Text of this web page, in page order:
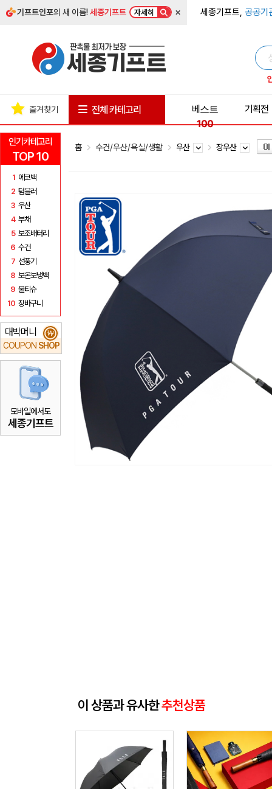
기프트인포의 새 이름!세종기프트 자세히 × 세종기프트, 공공기
인기카테고리
TOP 10
1 에코백
2 텀블러
3 우산
4 부채
5 보조배터리
6 수건
7 선풍기
8 보온보냉백
9 물티슈
10 장바구니
대박머니
COUPON SHOP
₩
모바일에서도
세종기프트
즐겨찾기 전체 카테고리
베스트
100
기획전
홈 수건/우산/욕실/생활 우산 장우산
이 상품과 유사한추천상품